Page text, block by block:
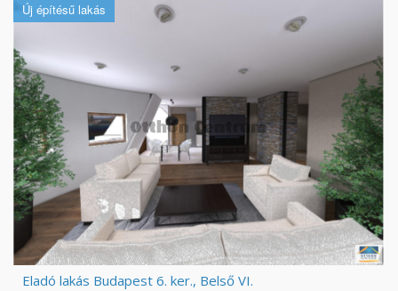
Új építésű lakás
Eladó lakás Budapest 6. ker., Belső VI.